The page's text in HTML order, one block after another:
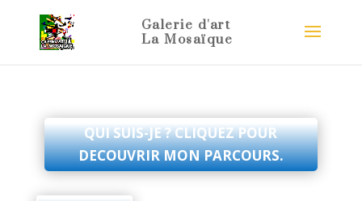
QUI SUIS-JE ? CLIQUEZ POUR
DECOUVRIR MON PARCOURS.